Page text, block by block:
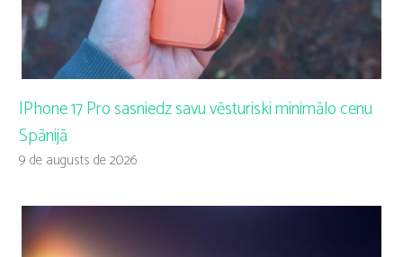
IPhone 17 Pro sasniedz savu vēsturiski minimālo cenu
Spānijā
9 de augusts de 2026